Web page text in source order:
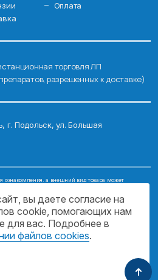
Оплата
торговля ЛП
разрешенных к доставке)
г. Подольск, ул. Большая
ознакомления, а внешний вид товара может
со специалистом!
УЧРЕЖДЕНИЕ МОСКОВСКОЙ
вы даете согласие на
cookie, помогающих нам
для вас. Подробнее в
файлов cookies.